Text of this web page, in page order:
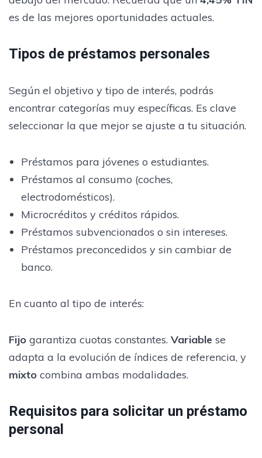
es de las mejores oportunidades actuales.
Tipos de préstamos personales
Según el objetivo y tipo de interés, podrás
encontrar categorías muy específicas. Es clave
seleccionar la que mejor se ajuste a tu situación.
Préstamos para jóvenes o estudiantes.
Préstamos al consumo (coches,
electrodomésticos).
Microcréditos y créditos rápidos.
Préstamos subvencionados o sin intereses.
Préstamos preconcedidos y sin cambiar de
banco.
En cuanto al tipo de interés:
Fijo garantiza cuotas constantes. Variable se
adapta a la evolución de índices de referencia, y
mixto combina ambas modalidades.
Requisitos para solicitar un préstamo
personal